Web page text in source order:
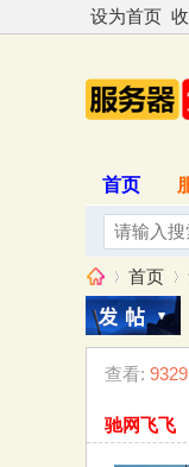
设为首页
首页
»
首页
›
查看: 9329
驰网飞飞